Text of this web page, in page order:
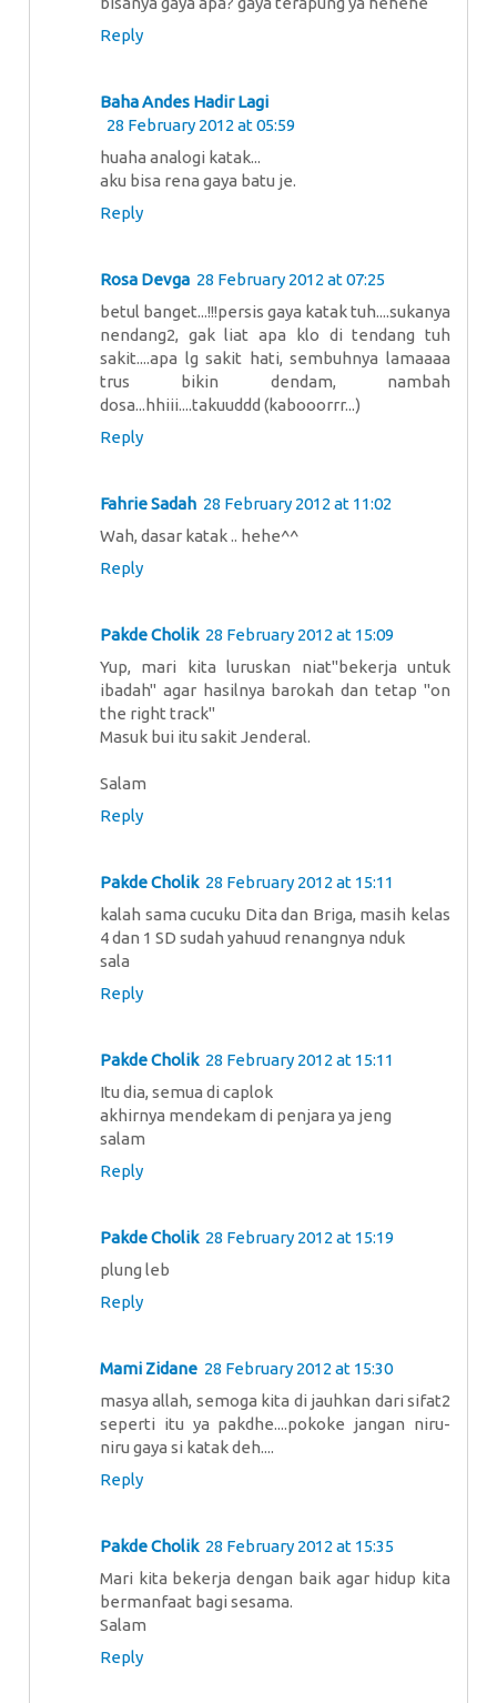
Reply
Baha Andes Hadir Lagi
28 February 2012 at 05:59
huaha analogi katak...
aku bisa rena gaya batu je.
Reply
Rosa Devga 28 February 2012 at 07:25
betul banget...!!!persis gaya katak tuh....sukanya
nendang2, gak liat apa klo di tendang tuh
sakit....apa lg sakit hati, sembuhnya lamaaaa
trus bikin dendam, nambah
dosa...hhiii....takuuddd (kabooorrr...)
Reply
Fahrie Sadah 28 February 2012 at 11:02
Wah, dasar katak .. hehe^^
Reply
Pakde Cholik 28 February 2012 at 15:09
Yup, mari kita luruskan niat"bekerja untuk
ibadah" agar hasilnya barokah dan tetap "on
the right track"
Masuk bui itu sakit Jenderal.
Salam
Reply
Pakde Cholik 28 February 2012 at 15:11
kalah sama cucuku Dita dan Briga, masih kelas
4 dan 1 SD sudah yahuud renangnya nduk
sala
Reply
Pakde Cholik 28 February 2012 at 15:11
Itu dia, semua di caplok
akhirnya mendekam di penjara ya jeng
salam
Reply
Pakde Cholik 28 February 2012 at 15:19
plung leb
Reply
Mami Zidane 28 February 2012 at 15:30
masya allah, semoga kita di jauhkan dari sifat2
seperti itu ya pakdhe....pokoke jangan niru-
niru gaya si katak deh....
Reply
Pakde Cholik 28 February 2012 at 15:35
Mari kita bekerja dengan baik agar hidup kita
bermanfaat bagi sesama.
Salam
Reply